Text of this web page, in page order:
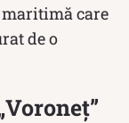
care
de o